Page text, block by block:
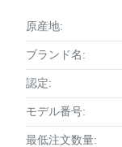
原産地:
ブランド名:
認定:
モデル番号:
最低注文数量: